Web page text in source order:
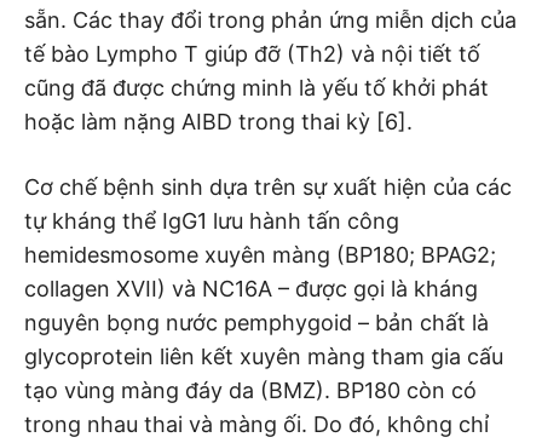
sẵn. Các thay đổi trong phản ứng miễn dịch của
tế bào Lympho T giúp đỡ (Th2) và nội tiết tố
cũng đã được chứng minh là yếu tố khởi phát
hoặc làm nặng AIBD trong thai kỳ [6].
Cơ chế bệnh sinh dựa trên sự xuất hiện của các
tự kháng thể IgG1 lưu hành tấn công
hemidesmosome xuyên màng (BP180; BPAG2;
collagen XVII) và NC16A – được gọi là kháng
nguyên bọng nước pemphygoid – bản chất là
glycoprotein liên kết xuyên màng tham gia cấu
tạo vùng màng đáy da (BMZ). BP180 còn có
trong nhau thai và màng ối. Do đó, không chỉ